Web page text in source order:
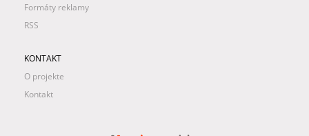
Formáty reklamy
RSS
KONTAKT
O projekte
Kontakt